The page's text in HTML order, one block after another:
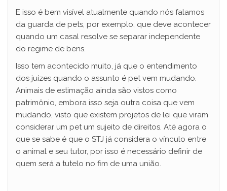
E isso é bem visível atualmente quando nós falamos
da guarda de pets, por exemplo, que deve acontecer
quando um casal resolve se separar independente
do regime de bens.
Isso tem acontecido muito, já que o entendimento
dos juízes quando o assunto é pet vem mudando.
Animais de estimação ainda são vistos como
patrimônio, embora isso seja outra coisa que vem
mudando, visto que existem projetos de lei que viram
considerar um pet um sujeito de direitos. Até agora o
que se sabe é que o STJ já considera o vínculo entre
o animal e seu tutor, por isso é necessário definir de
quem será a tutelo no fim de uma união.